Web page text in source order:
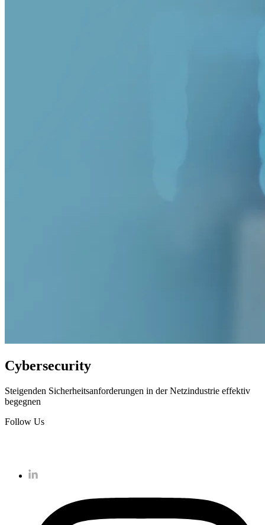
Cybersecurity
Steigenden Sicherheitsanforderungen in der Netzindustrie effektiv
begegnen
Follow Us